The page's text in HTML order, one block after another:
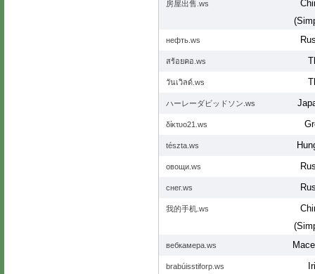
房屋出售.ws
нефть.ws
สร้อยคอ.ws
วันเวิลด์.ws
ハーレーダビッドソン.ws
δίκτυο21.ws
tészta.ws
овощи.ws
снег.ws
我的手机.ws
вебкамера.ws
brabúisstiforp.ws